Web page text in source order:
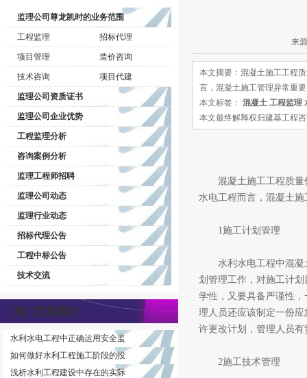
监理公司尊龙凯时的业务范围
工程监理 招标代理
项目管理 造价咨询
技术咨询 项目代建
监理公司资质证书
监理公司企业优势
工程监理分析
咨询案例分析
监理工程师招聘
监理公司动态
监理行业动态
招标代理公告
工程中标公告
技术交流
热门文章排行
水利水电工程中正确运用安全监
如何做好水利工程施工阶段的投
浅析水利工程建设中存在的实际
来
本文摘要：混凝土施工工程
言，混凝土施工管理异常重
本文标签： 混凝土 工程监理
本文最终解释权归建基工程咨
混凝土施工工程质量优
水电工程而言，混凝土
1施工计划管理
水利水电工程中混凝土
划管理工作，对施工计
学性，又要具备严谨性
理人员还应该制定一份
许更改计划，管理人员
2施工技术管理